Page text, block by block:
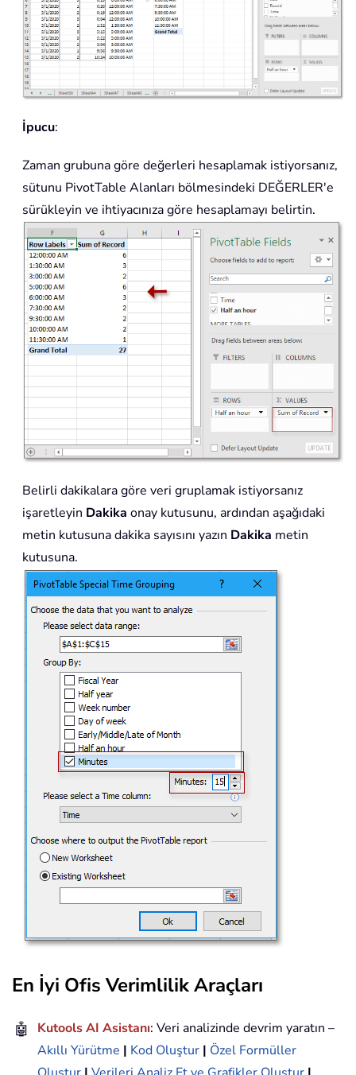
İpucu:
Zaman grubuna göre değerleri hesaplamak istiyorsanız,
sütunu PivotTable Alanları bölmesindeki DEĞERLER'e
sürükleyin ve ihtiyacınıza göre hesaplamayı belirtin.
Belirli dakikalara göre veri gruplamak istiyorsanız
işaretleyin Dakika onay kutusunu, ardından aşağıdaki
metin kutusuna dakika sayısını yazın Dakika metin
kutusuna.
En İyi Ofis Verimlilik Araçları
🤖 Kutools AI Asistanı: Veri analizinde devrim yaratın –
Akıllı Yürütme | Kod Oluştur | Özel Formüller